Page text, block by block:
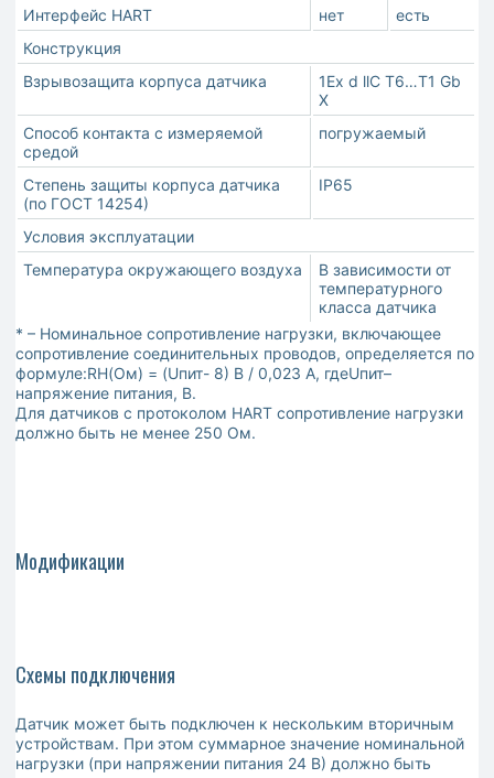
Интерфейс HART нет
есть
Конструкция
Взрывозащита корпуса датчика
1Ex d llC T6…Т1 Gb
X
Способ контакта с измеряемой
средой
погружаемый
Степень защиты корпуса датчика
(по ГОСТ 14254)
IP65
Условия эксплуатации
Температура окружающего воздуха
В зависимости от
температурного
класса датчика
* – Номинальное сопротивление нагрузки, включающее
сопротивление соединительных проводов, определяется по
формуле:RН(Ом) = (Uпит- 8) В / 0,023 А, гдеUпит–
напряжение питания, В.
Для датчиков с протоколом HART сопротивление нагрузки
должно быть не менее 250 Ом.
Модификации
Схемы подключения
Датчик может быть подключен к нескольким вторичным
устройствам. При этом суммарное значение номинальной
нагрузки (при напряжении питания 24 В) должно быть